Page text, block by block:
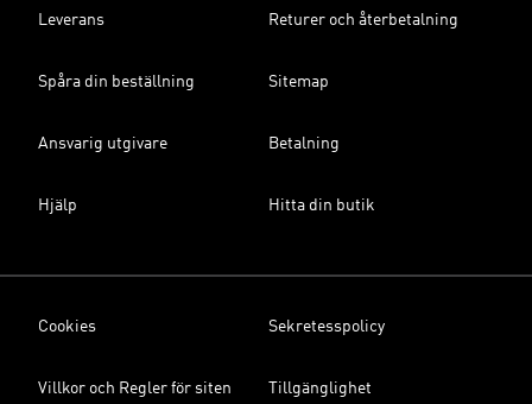
Leverans Returer och återbetalning
Spåra din beställning Sitemap
Ansvarig utgivare Betalning
Hjälp Hitta din butik
Cookies Sekretesspolicy
Villkor och Regler för siten Tillgänglighet